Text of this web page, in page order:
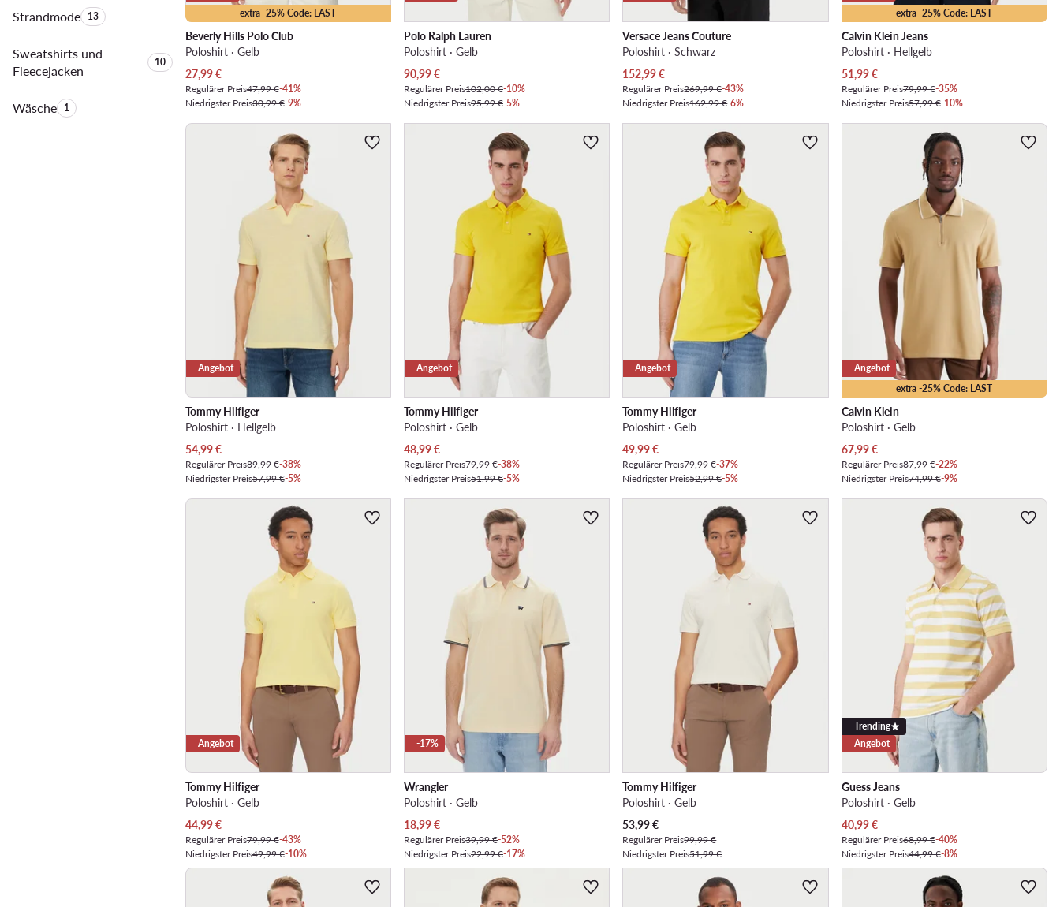
StrandmodeAnzahl der Produkte:
13
Sweatshirts und
Fleecejacken
Anzahl der Produkte:
10
WäscheAnzahl der Produkte:
1
extra -25% Code: LAST
Beverly Hills Polo Club
Poloshirt · Gelb
Aktueller Preis
27,99€
Regulärer Preis47,99 €-41%
Niedrigster Preis30,99 €-9%
Polo Ralph Lauren
Poloshirt · Gelb
Aktueller Preis
90,99€
Regulärer Preis102,00 €-10%
Niedrigster Preis95,99 €-5%
Versace Jeans Couture
Poloshirt · Schwarz
Aktueller Preis
152,99€
Regulärer Preis269,99 €-43%
Niedrigster Preis162,99 €-6%
extra -25% Code: LAST
Calvin Klein Jeans
Poloshirt · Hellgelb
Aktueller Preis
51,99€
Regulärer Preis79,99 €-35%
Niedrigster Preis57,99 €-10%
Angebot
Tommy Hilfiger
Poloshirt · Hellgelb
Aktueller Preis
54,99€
Regulärer Preis89,99 €-38%
Niedrigster Preis57,99 €-5%
Angebot
Tommy Hilfiger
Poloshirt · Gelb
Aktueller Preis
48,99€
Regulärer Preis79,99 €-38%
Niedrigster Preis51,99 €-5%
Angebot
Tommy Hilfiger
Poloshirt · Gelb
Aktueller Preis
49,99€
Regulärer Preis79,99 €-37%
Niedrigster Preis52,99 €-5%
extra -25% Code: LAST
Angebot
Calvin Klein
Poloshirt · Gelb
Aktueller Preis
67,99€
Regulärer Preis87,99 €-22%
Niedrigster Preis74,99 €-9%
Angebot
Tommy Hilfiger
Poloshirt · Gelb
Aktueller Preis
44,99€
Regulärer Preis79,99 €-43%
Niedrigster Preis49,99 €-10%
-17%
Wrangler
Poloshirt · Gelb
Aktueller Preis
18,99€
Regulärer Preis39,99 €-52%
Niedrigster Preis22,99 €-17%
Tommy Hilfiger
Poloshirt · Gelb
Aktueller Preis
53,99€
Regulärer Preis99,99 €
Niedrigster Preis51,99 €
Trending
Angebot
Guess Jeans
Poloshirt · Gelb
Aktueller Preis
40,99€
Regulärer Preis68,99 €-40%
Niedrigster Preis44,99 €-8%